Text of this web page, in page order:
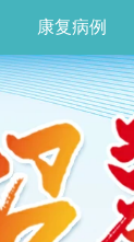
康复病例